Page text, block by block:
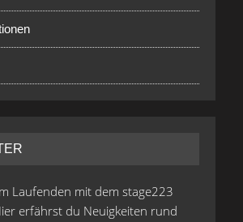
Laufenden mit dem stage223
erfährst du Neuigkeiten rund